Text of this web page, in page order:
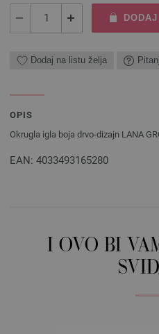
Dodaj na listu želja
OPIS
Okrugla igla boja drvo-dizajn LANA
EAN: 4033493165280
I OVO BI